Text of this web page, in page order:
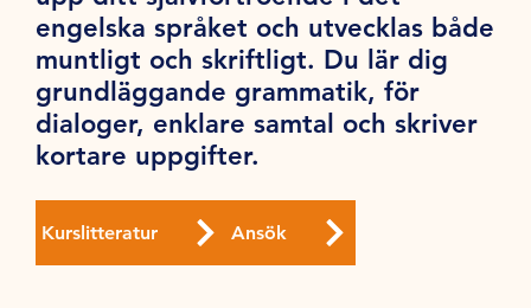
engelska språket och utvecklas både
muntligt och skriftligt. Du lär dig
grundläggande grammatik, för
dialoger, enklare samtal och skriver
kortare uppgifter.
Kurslitteratur Ansök